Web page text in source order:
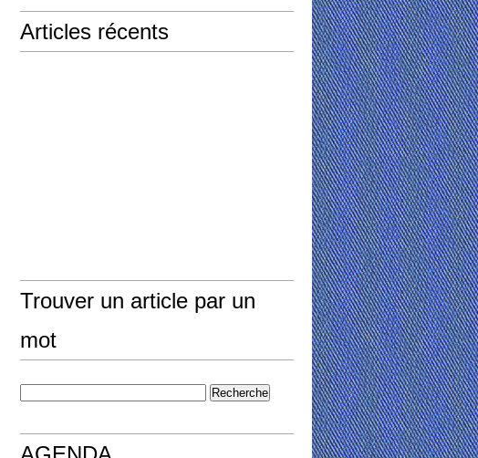
Articles récents
Trouver un article par un
mot